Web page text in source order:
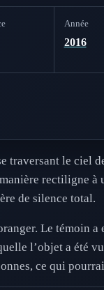
Année
2016
le ciel
rectiligne
de silence total.
Le témoin
l’objet a été
ce qui